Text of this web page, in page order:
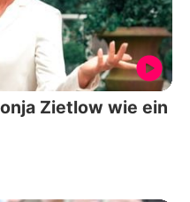
Zietlow wie ein